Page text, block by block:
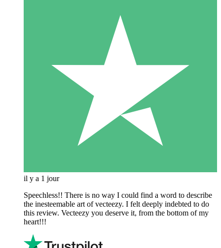
il y a 1 jour
Speechless!! There is no way I could find a word to describe
the inesteemable art of vecteezy. I felt deeply indebted to do
this review. Vecteezy you deserve it, from the bottom of my
heart!!!